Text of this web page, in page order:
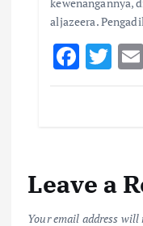
aljazeera.
F
ac
o
k
T
w
Leave a
Your email address